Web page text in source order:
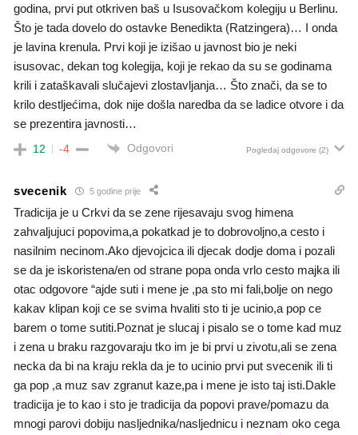
godina, prvi put otkriven baš u Isusovačkom kolegiju u Berlinu.
Što je tada dovelo do ostavke Benedikta (Ratzingera)… I onda
je lavina krenula. Prvi koji je izišao u javnost bio je neki
isusovac, dekan tog kolegija, koji je rekao da su se godinama
krili i zataškavali slučajevi zlostavljanja… Što znači, da se to
krilo destljećima, dok nije došla naredba da se ladice otvore i da
se prezentira javnosti…
12 -4 Odgovori Pogledaj odgovore (2)
svecenik 5 godine prije
Tradicija je u Crkvi da se zene rijesavaju svog himena
zahvaljujuci popovima,a pokatkad je to dobrovoljno,a cesto i
nasilnim necinom.Ako djevojcica ili djecak dodje doma i pozali
se da je iskoristena/en od strane popa onda vrlo cesto majka ili
otac odgovore “ajde suti i mene je ,pa sto mi fali,bolje on nego
kakav klipan koji ce se svima hvaliti sto ti je ucinio,a pop ce
barem o tome sutiti.Poznat je slucaj i pisalo se o tome kad muz
i zena u braku razgovaraju tko im je bi prvi u zivotu,ali se zena
necka da bi na kraju rekla da je to ucinio prvi put svecenik ili ti
ga pop ,a muz sav zgranut kaze,pa i mene je isto taj isti.Dakle
tradicija je to kao i sto je tradicija da popovi prave/pomazu da
mnogi parovi dobiju nasljednika/nasljednicu i neznam oko cega